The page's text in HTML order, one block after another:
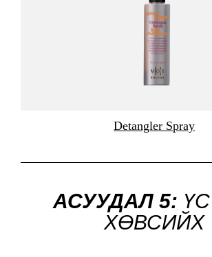
Detangler Spray
АСУУДАЛ 5:
ХӨВСИЙХ